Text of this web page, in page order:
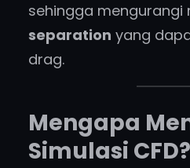
sehingga mengurangi
separation yang
drag.
Mengapa
Simulasi CFD?